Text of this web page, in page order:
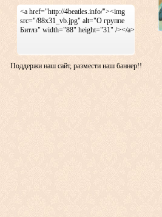
<a href="http://4beatles.info/"><img
src="/88x31_vb.jpg" alt="О группе
Битлз" width="88" height="31" /></a>
Поддержи наш сайт, размести наш баннер!!